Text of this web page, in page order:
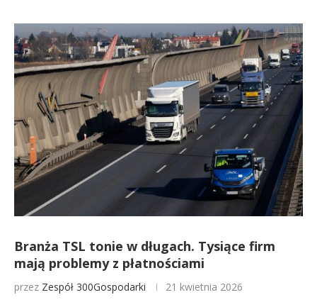
Branża TSL tonie w długach. Tysiące firm
mają problemy z płatnościami
przez Zespół 300Gospodarki 21 kwietnia 2026